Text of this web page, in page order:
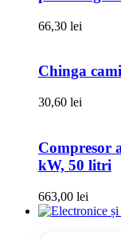
66,30 lei
Chinga
30,60 lei
Compresor
kW, 50 litri
663,00 lei